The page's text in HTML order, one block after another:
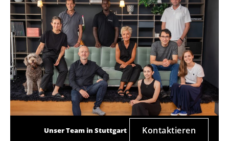
Unser Team in Stuttgart Kontaktieren